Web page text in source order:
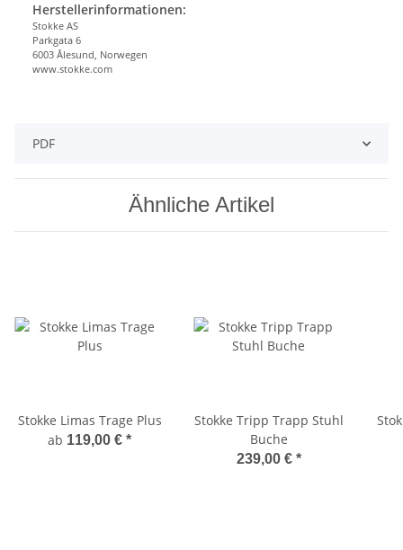
Herstellerinformationen:
Stokke AS
Parkgata 6
6003 Ålesund, Norwegen
www.stokke.com
PDF
Ähnliche Artikel
Stokke Limas Trage Plus
ab 119,00 € *
Stokke Tripp Trapp Stuhl
Buche
239,00 € *